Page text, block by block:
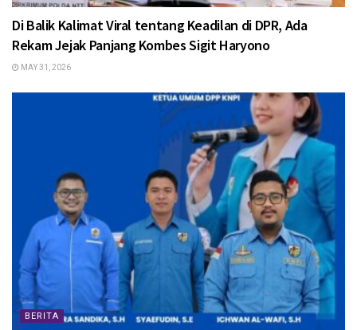
Di Balik Kalimat Viral tentang Keadilan di DPR, Ada
Rekam Jejak Panjang Kombes Sigit Haryono
MAY 31, 2026
BERITA